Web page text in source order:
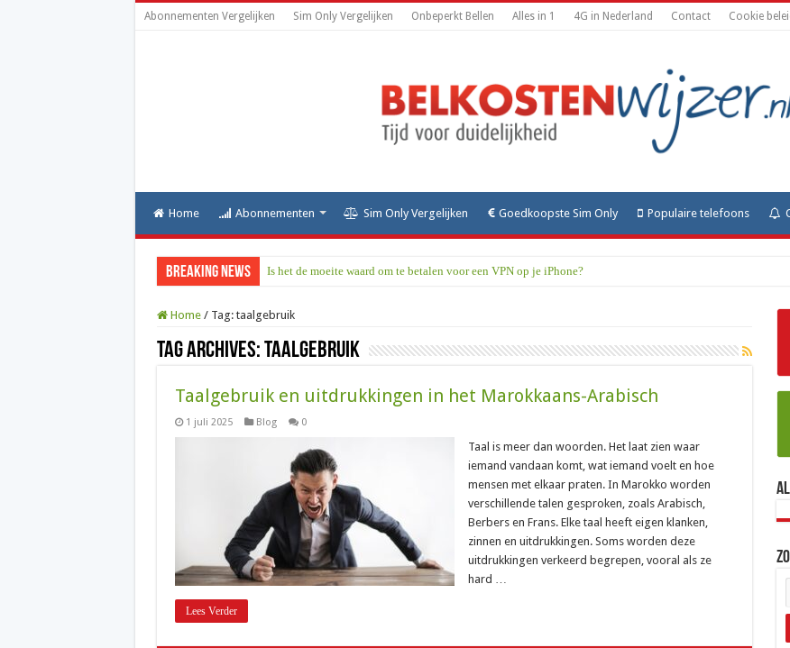
Abonnementen Vergelijken Sim Only Vergelijken Onbeperkt Bellen Alles in 1 4G in Nederland Contact Cookie
Home Abonnementen Sim Only Vergelijken Goedkoopste Sim Only Populaire telefoons
Breaking News Is het de moeite waard om te betalen voor een VPN op je iPhone?
Home / Tag: taalgebruik
Tag Archives:taalgebruik
Taalgebruik en uitdrukkingen in het Marokkaans-Arabisch
1 juli 2025 Blog 0
Taal is meer dan woorden. Het laat zien waar
iemand vandaan komt, wat iemand voelt en hoe
mensen met elkaar praten. In Marokko worden
verschillende talen gesproken, zoals Arabisch,
Berbers en Frans. Elke taal heeft eigen klanken,
zinnen en uitdrukkingen. Soms worden deze
uitdrukkingen verkeerd begrepen, vooral als ze
hard …
Lees Verder